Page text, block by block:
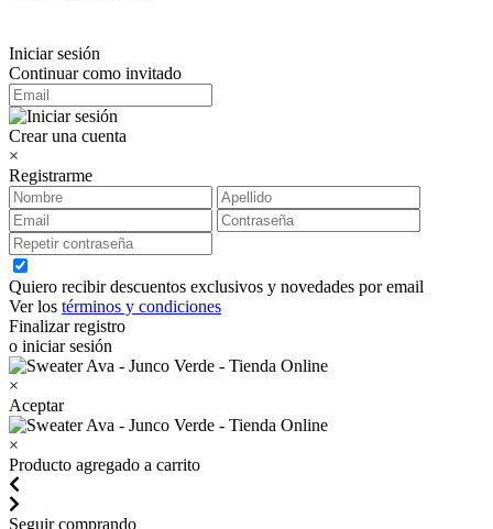
Iniciar sesión
Continuar como invitado
Crear una cuenta
×
Registrarme
Quiero recibir descuentos exclusivos y novedades por email
Ver los términos y condiciones
Finalizar registro
o iniciar sesión
×
Aceptar
×
Producto agregado a carrito
Seguir comprando